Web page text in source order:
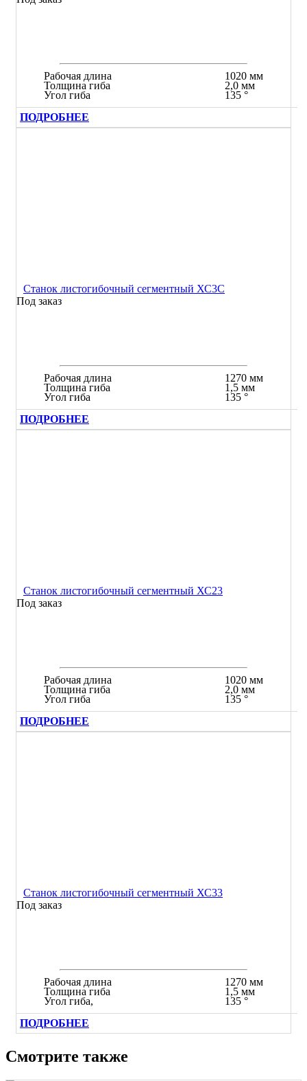
Рабочая длина
Толщина гиба
Угол гиба
1020 мм
2,0 мм
135 °
ПОДРОБНЕЕ
Станок листогибочный сегментный ХС3С
Под заказ
Рабочая длина
Толщина гиба
Угол гиба
1270 мм
1,5 мм
135 °
ПОДРОБНЕЕ
Станок листогибочный сегментный ХС23
Под заказ
Рабочая длина
Толщина гиба
Угол гиба
1020 мм
2,0 мм
135 °
ПОДРОБНЕЕ
Станок листогибочный сегментный ХС33
Под заказ
Рабочая длина
Толщина гиба
Угол гиба,
1270 мм
1,5 мм
135 °
ПОДРОБНЕЕ
Смотрите также